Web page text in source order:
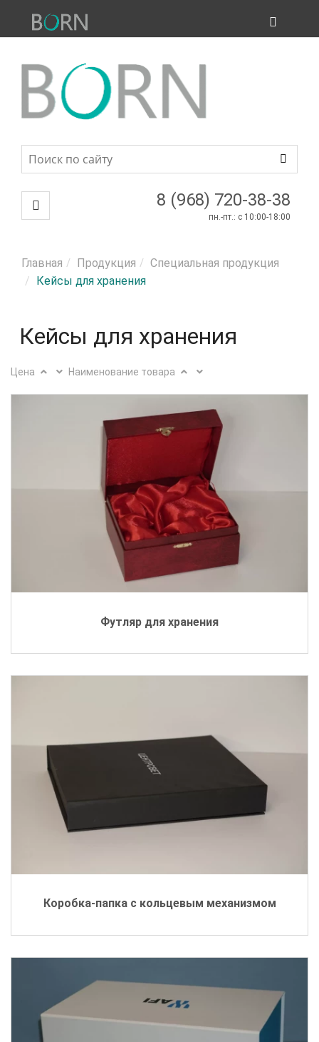
8 (968) 720-38-38
пн.-пт.: c 10:00-18:00
ПРОДУКЦИЯ
Главная Продукция
Специальная продукция
Кейсы для хранения
Кейсы для хранения
Цена Наименование товара
Футляр для хранения
Коробка-папка с кольцевым механизмом